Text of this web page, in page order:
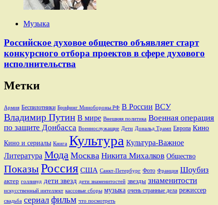
Музыка
Российское духовое общество объявляет старт
конкурсного отбора проектов в сфере духового
исполнительства
Метки
Армия Беспилотники Брифинг Минобороны РФ В России ВСУ
Владимир Путин В мире Внешняя политика Военная операция
по защите Донбасса Военнослужащие Дети Дональд Трамп Европа Кино
Кино и сериалы Книга Культура Культура-Важное
Литература Мода Москва Никита Михалков Общество
ПоказыРоссия США Санкт-Петербург Фото Франция Шоубиз
актер голливуд дети звезд дети знаменитостей звезды знаменитости
искусственный интеллект кассовые сборы музыка очень странные дела режиссер
свадьба сериал фильм что посмотреть